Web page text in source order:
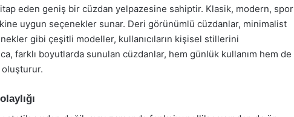
eden geniş bir cüzdan yelpazesine sahiptir. Klasik, modern, spor
uygun seçenekler sunar. Deri görünümlü cüzdanlar, minimalist
gibi çeşitli modeller, kullanıcıların kişisel stillerini
farklı boyutlarda sunulan cüzdanlar, hem günlük kullanım hem de